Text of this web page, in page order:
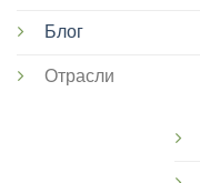
Блог
Отрасли